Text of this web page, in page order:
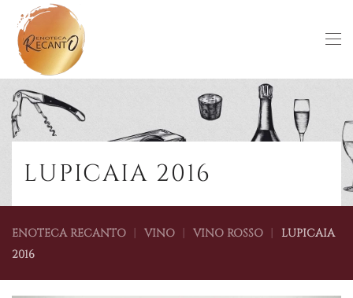
Skip to main content
LUPICAIA 2016
ENOTECA RECANTO VINO VINO ROSSO
LUPICAIA
2016